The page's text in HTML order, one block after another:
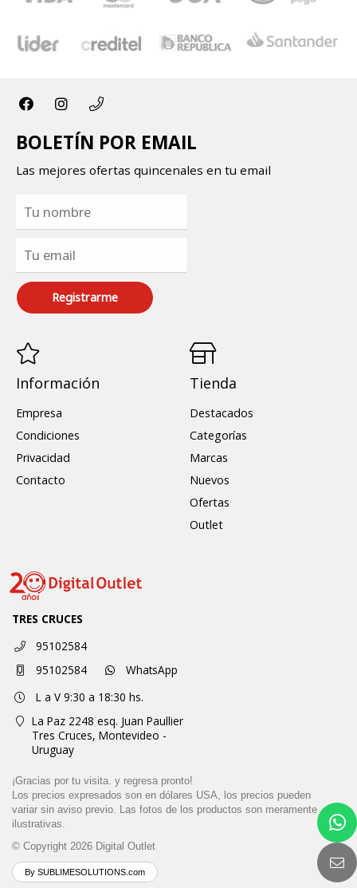
BOLETÍN POR EMAIL
Las mejores ofertas quincenales en tu email
Registrarme
Información
Empresa
Condiciones
Privacidad
Contacto
Tienda
Destacados
Categorías
Marcas
Nuevos
Ofertas
Outlet
TRES CRUCES
95102584
95102584
WhatsApp
L a V 9:30 a 18:30 hs.
La Paz 2248 esq. Juan Paullier
Tres Cruces, Montevideo -
Uruguay
¡Gracias por tu visita. y regresa pronto!
Los precios expresados son en dólares USA, los precios pueden
variar sin aviso previo. Las fotos de los productos son meramente
ilustrativas.
© Copyright 2026 Digital Outlet
By SUBLIMESOLUTIONS.com